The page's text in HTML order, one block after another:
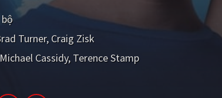
bộ
Turner Craig Zisk
Michael Cassidy Terence Stamp